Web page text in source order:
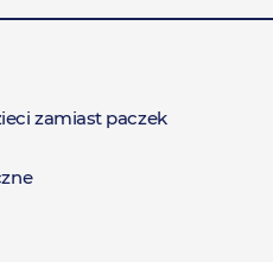
zamiast paczek